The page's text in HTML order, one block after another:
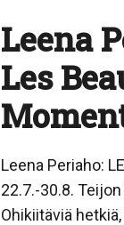
Leena
Les
Leena Periaho:
22.7.-30.8.
Ohikiitäviä